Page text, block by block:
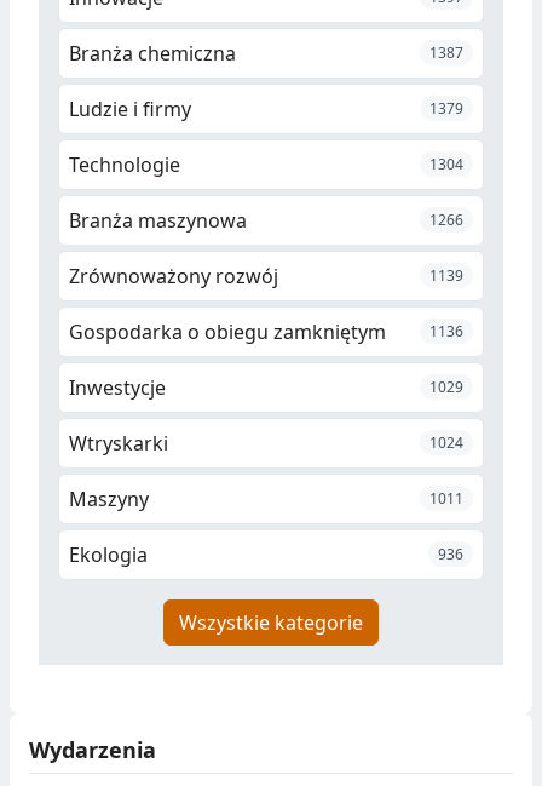
Branża chemiczna 1387
Ludzie i firmy 1379
Technologie 1304
Branża maszynowa 1266
Zrównoważony rozwój 1139
Gospodarka o obiegu zamkniętym 1136
Inwestycje 1029
Wtryskarki 1024
Maszyny 1011
Ekologia 936
Wszystkie kategorie
Wydarzenia